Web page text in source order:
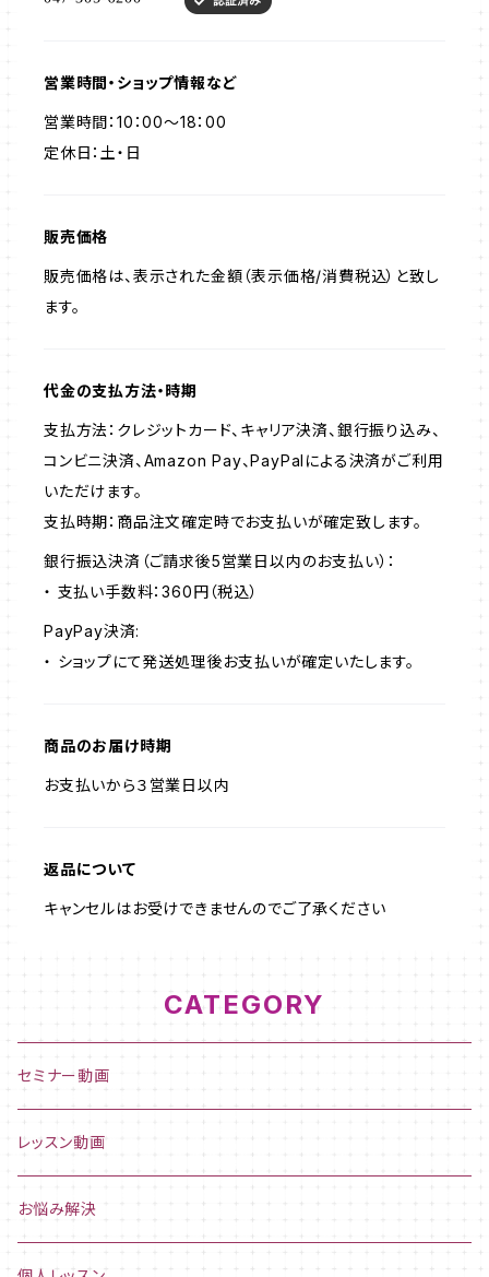
営業時間・ショップ情報など
営業時間：10：00～18：00
定休日：土・日
販売価格
販売価格は、表示された金額（表示価格/消費税込）と致し
ます。
代金の支払方法・時期
支払方法：クレジットカード、キャリア決済、銀行振り込み、
コンビニ決済、Amazon Pay、PayPalによる決済がご利用
いただけます。
支払時期：商品注文確定時でお支払いが確定致します。
銀行振込決済（ご請求後5営業日以内のお支払い）：
・ 支払い手数料：360円（税込）
PayPay決済:
・ ショップにて発送処理後お支払いが確定いたします。
商品のお届け時期
お支払いから３営業日以内
返品について
キャンセルはお受けできませんのでご了承ください
CATEGORY
セミナー動画
レッスン動画
お悩み解決